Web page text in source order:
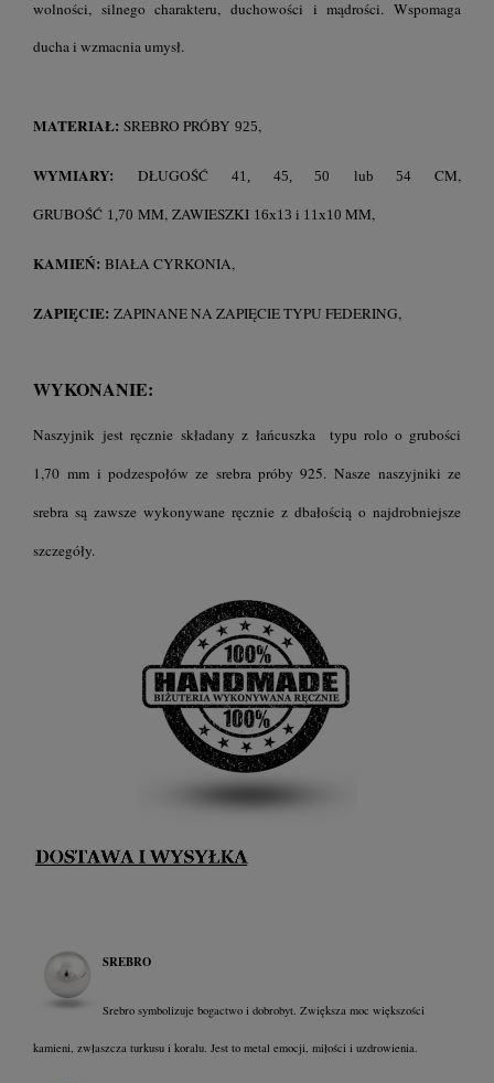
wolności, silnego charakteru, duchowości i mądrości. Wspomaga
ducha i wzmacnia umysł.
MATERIAŁ: SREBRO PRÓBY 925,
WYMIARY: DŁUGOŚĆ41, 45, 50 lub 54
CM,
GRUBOŚĆ 1,70 MM, ZAWIESZKI 16x13 i 11x10 MM,
KAMIEŃ: BIAŁA CYRKONIA,
ZAPIĘCIE: ZAPINANE NA ZAPIĘCIE TYPU FEDERING,
WYKONANIE:
Naszyjnik jest ręcznie składany z łańcuszka typu rolo o grubości
1,70 mm i podzespołów ze srebra próby 925.Nasze naszyjniki ze
srebra są zawsze wykonywane ręcznie z dbałością o najdrobniejsze
szczegóły.
SREBRO
Srebro symbolizuje bogactwo i dobrobyt. Zwiększa moc większości
kamieni, zwłaszcza turkusu i koralu. Jest to metal emocji, miłości i uzdrowienia.